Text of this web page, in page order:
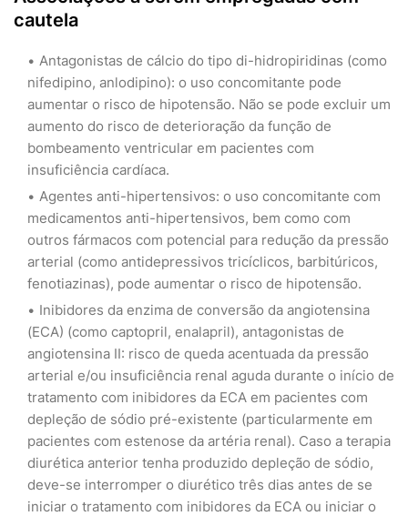
cautela
Antagonistas de cálcio do tipo di-hidropiridinas (como
nifedipino, anlodipino): o uso concomitante pode
aumentar o risco de hipotensão. Não se pode excluir um
aumento do risco de deterioração da função de
bombeamento ventricular em pacientes com
insuficiência cardíaca.
Agentes anti-hipertensivos: o uso concomitante com
medicamentos anti-hipertensivos, bem como com
outros fármacos com potencial para redução da pressão
arterial (como antidepressivos tricíclicos, barbitúricos,
fenotiazinas), pode aumentar o risco de hipotensão.
Inibidores da enzima de conversão da angiotensina
(ECA) (como captopril, enalapril), antagonistas de
angiotensina II: risco de queda acentuada da pressão
arterial e/ou insuficiência renal aguda durante o início de
tratamento com inibidores da ECA em pacientes com
depleção de sódio pré-existente (particularmente em
pacientes com estenose da artéria renal). Caso a terapia
diurética anterior tenha produzido depleção de sódio,
deve-se interromper o diurético três dias antes de se
iniciar o tratamento com inibidores da ECA ou iniciar o